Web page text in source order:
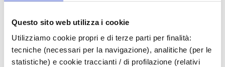
Questo sito web utilizza i cookie
Utilizziamo cookie propri e di terze parti per finalità:
tecniche (necessari per la navigazione), analitiche (per le
statistiche) e cookie traccianti / di profilazione (relativi